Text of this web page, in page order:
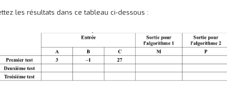
les résultats dans ce tableau ci-dessous :